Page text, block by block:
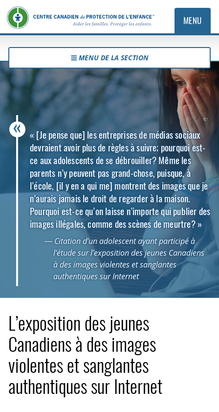
MENU
MENU DE LA SECTION
« [Je pense que] les entreprises de médias sociaux
devraient avoir plus de règles à suivre; pourquoi est-
ce aux adolescents de se débrouiller? Même les
parents n’y peuvent pas grand-chose, puisque, à
l’école, [il y en a qui me] montrent des images que je
n’aurais jamais le droit de regarder à la maison.
Pourquoi est-ce qu’on laisse n’importe qui publier des
images illégales, comme des scènes de meurtre? »
— Citation d’un adolescent ayant participé à
l’étude sur l’exposition des jeunes Canadiens
à des images violentes et sanglantes
authentiques sur Internet
L’exposition des jeunes
Canadiens à des images
violentes et sanglantes
authentiques sur Internet